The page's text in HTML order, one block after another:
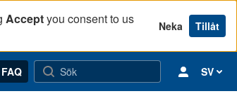
Acceptyou consent to us
Neka Tillåt
FAQ SV